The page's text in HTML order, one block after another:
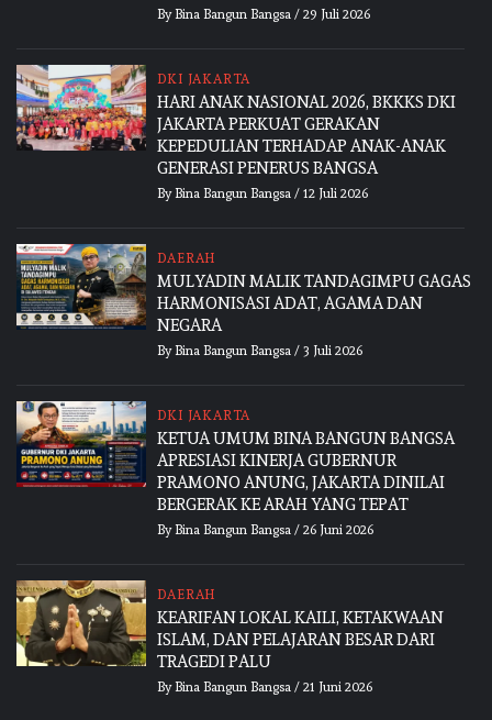
By Bina Bangun Bangsa/ 29 Juli 2026
DKI JAKARTA
HARI ANAK NASIONAL 2026, BKKKS DKI
JAKARTA PERKUAT GERAKAN
KEPEDULIAN TERHADAP ANAK-ANAK
GENERASI PENERUS BANGSA
By Bina Bangun Bangsa/ 12 Juli 2026
DAERAH
MULYADIN MALIK TANDAGIMPU GAGAS
HARMONISASI ADAT, AGAMA DAN
NEGARA
By Bina Bangun Bangsa/ 3 Juli 2026
DKI JAKARTA
KETUA UMUM BINA BANGUN BANGSA
APRESIASI KINERJA GUBERNUR
PRAMONO ANUNG, JAKARTA DINILAI
BERGERAK KE ARAH YANG TEPAT
By Bina Bangun Bangsa/ 26 Juni 2026
DAERAH
KEARIFAN LOKAL KAILI, KETAKWAAN
ISLAM, DAN PELAJARAN BESAR DARI
TRAGEDI PALU
By Bina Bangun Bangsa/ 21 Juni 2026